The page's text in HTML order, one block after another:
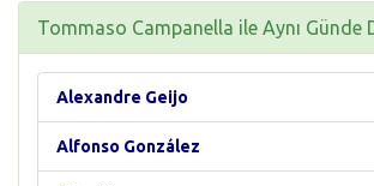
Tommaso Campanella ile Aynı Günde
Alexandre Geijo
Alfonso González